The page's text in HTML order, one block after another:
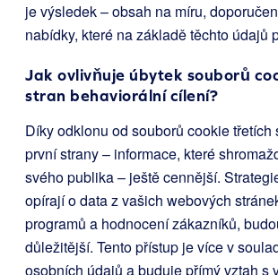
je výsledek – obsah na míru,
nabídky, které na základě těchto údajů
Jak ovlivňuje úbytek souborů
stran behaviorální cílení?
Díky odklonu od souborů cookie třetích
první strany – informace, které
svého publika – ještě cennější.
opírají o data z vašich webových
programů a hodnocení zákazníků,
důležitější. Tento přístup je více v
osobních údajů a buduje přímý vztah s